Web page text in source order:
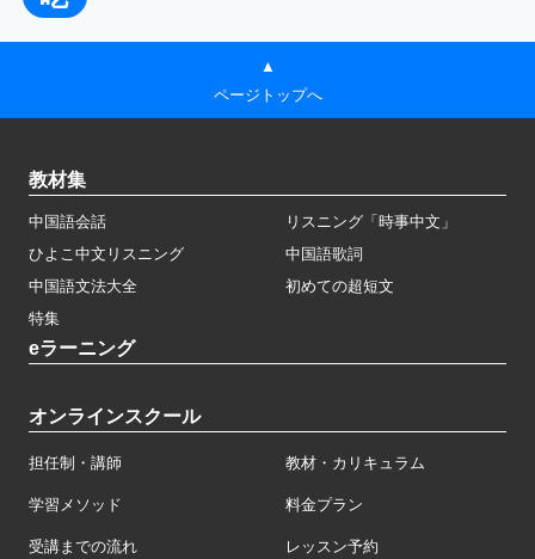
▲
ページトップへ
教材集
中国語会話
リスニング「時事中文」
ひよこ中文リスニング
中国語歌詞
中国語文法大全
初めての超短文
特集
eラーニング
オンラインスクール
担任制・講師 教材・カリキュラム
学習メソッド 料金プラン
受講までの流れ レッスン予約